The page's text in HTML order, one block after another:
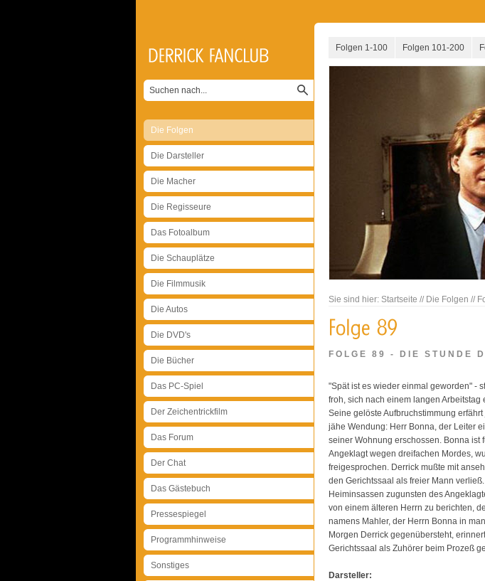
Die Folgen
Die Darsteller
Die Macher
Die Regisseure
Das Fotoalbum
Die Schauplätze
Die Filmmusik
Die Autos
Die DVD's
Die Bücher
Das PC-Spiel
Der Zeichentrickfilm
Das Forum
Der Chat
Das Gästebuch
Pressespiegel
Programmhinweise
Sonstiges
Folgen 1-100 Folgen 101-200
Sie sind hier: Startseite // Die Folgen //
FOLGE 89 - DIE STUNDE
"Spät ist es wieder einmal geworden" -
froh, sich nach einem langen
Seine gelöste Aufbruchstimmung
jähe Wendung: Herr Bonna, der Leiter
seiner Wohnung erschossen. Bonna ist
Angeklagt wegen dreifachen Mordes,
freigesprochen. Derrick mußte mit
den Gerichtssaal als freier Mann
Heiminsassen zugunsten des
von einem älteren Herrn zu berichten,
namens Mahler, der Herrn Bonna in
Morgen Derrick gegenübersteht,
Gerichtssaal als Zuhörer beim Prozeß
Darsteller: